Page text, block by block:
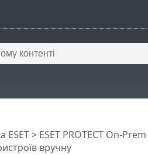
ESET> ESET PROTECT On-Prem
вручну